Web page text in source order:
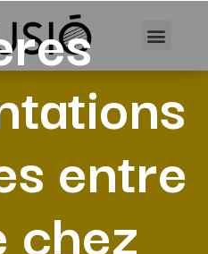
entre
chez